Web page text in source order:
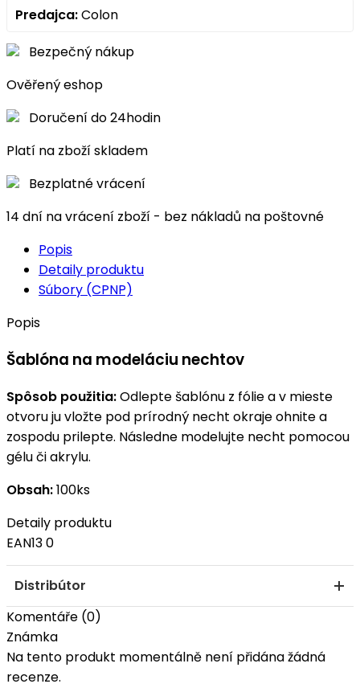
Predajca:Colon
Bezpečný nákup
Ověřený eshop
Doručení do 24hodin
Platí na zboží skladem
Bezplatné vrácení
14 dní na vrácení zboží - bez nákladů na poštovné
Popis
Detaily produktu
Súbory (CPNP)
Popis
Šablóna na modeláciu nechtov
Spôsob použitia:Odlepte šablónu z fólie a v mieste
otvoru ju vložte pod prírodný necht okraje ohnite a
zospodu prilepte. Následne modelujte necht pomocou
gélu či akrylu.
Obsah:100ks
Detaily produktu
EAN130
Distribútor
Komentáře (0)
Známka
Na tento produkt momentálně není přidána žádná
recenze.